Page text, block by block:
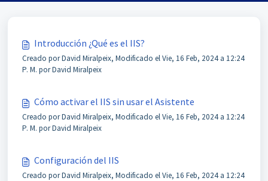
Introducción ¿Qué es el IIS?
Creado por David Miralpeix, Modificado el Vie, 16 Feb, 2024 a 12:24
P. M. por David Miralpeix
Cómo activar el IIS sin usar el Asistente
Creado por David Miralpeix, Modificado el Vie, 16 Feb, 2024 a 12:24
P. M. por David Miralpeix
Configuración del IIS
Creado por David Miralpeix, Modificado el Vie, 16 Feb, 2024 a 12:24